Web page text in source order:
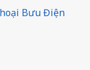
Bưu Điện